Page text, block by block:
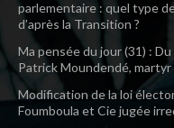
parlementaire : quel type
d’après la Transition ?
Ma pensée du jour (31) :
Patrick Moundendé,
Modification de la loi
Foumboula et Cie jugée